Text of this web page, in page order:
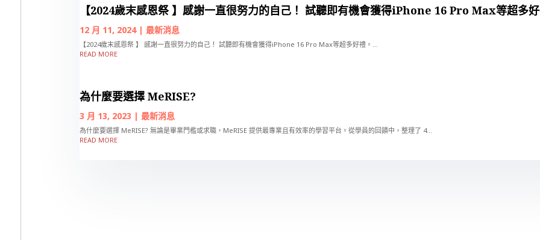
【2024歲末感恩祭 】感謝一直很努力的自己！ 試聽即有機會獲得iPhone 16 Pro Max等超多
12 月 11, 2024| 最新消息
【2024歲末感恩祭 】 感謝一直很努力的自己！ 試聽即有機會獲得iPhone 16 Pro Max等超多好禮。...
READ MORE
為什麼要選擇 MeRISE?
3 月 13, 2023 | 最新消息
為什麼要選擇 MeRISE? 無論是畢業門檻或求職，MeRISE 提供最專業且有效率的學習平台。從學員的回饋中，整理了 4...
READ MORE